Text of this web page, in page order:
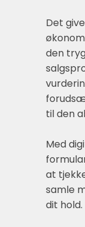
Det
den
til den
Med
at
samle
dit hold.